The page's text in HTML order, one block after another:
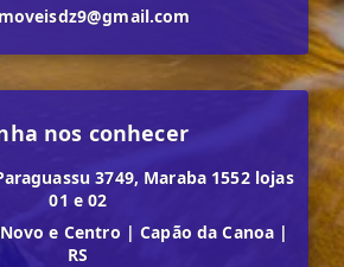
nos conhecer
3749, Maraba 1552 lojas
01 e 02
e Centro | Capão da Canoa |
RS